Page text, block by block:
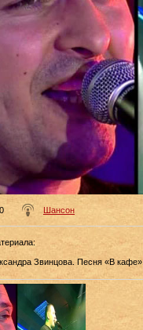
Шансон
:
Звинцова. Песня «В кафе».